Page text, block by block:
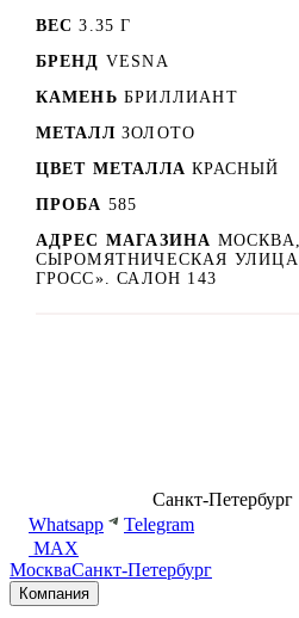
ВЕС 3.35 Г
БРЕНД VESNA
КАМЕНЬ БРИЛЛИАНТ
МЕТАЛЛ ЗОЛОТО
ЦВЕТ МЕТАЛЛА КРАСНЫЙ
ПРОБА 585
АДРЕС МАГАЗИНА
СЫРОМЯТНИЧЕСКАЯ
ГРОСС». САЛОН 143
Санкт-Петербург
Whatsapp
Telegram
MAX
МоскваСанкт-Петербург
Компания